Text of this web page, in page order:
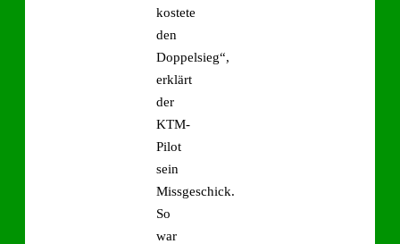
kostete
den
Doppelsieg“,
erklärt
der
KTM-
Pilot
sein
Missgeschick.
So
war